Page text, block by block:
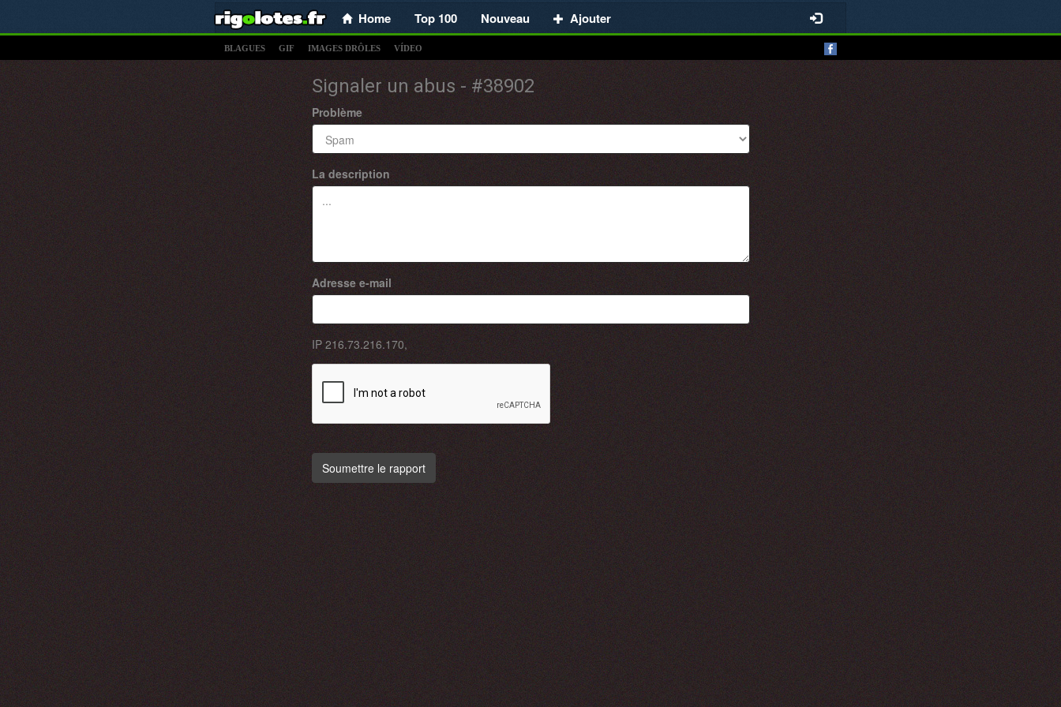
Home Top 100 Nouveau Ajouter
BLAGUES GIF IMAGES DRÔLES VÍDEO
Signaler un abus - #38902
Problème
La description
Adresse e-mail
IP 216.73.216.170,
Soumettre le rapport